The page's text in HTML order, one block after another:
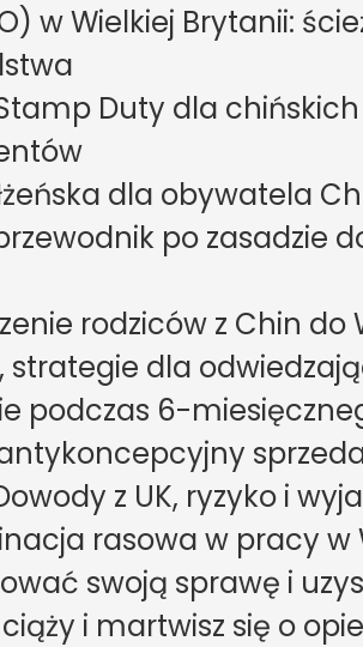
w Wielkiej Brytanii:
Duty dla
dla obywatela
po zasadzie
rodziców z Chin do
strategie dla
podczas 6-
z UK, ryzyko i
rasowa w pracy w
swoją sprawę i
i martwisz się o